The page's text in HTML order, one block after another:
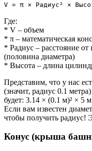
V = π × Радиус² ×
Где:
* V – объем
* π – математическая
* Радиус – расстояние
(половина диаметра)
* Высота – длина
Представим, что у нас
(значит, радиус 0.1
будет: 3.14 × (0.1 м)² × 5
Если вам известен
чтобы получить радиус!
Конус (крыша